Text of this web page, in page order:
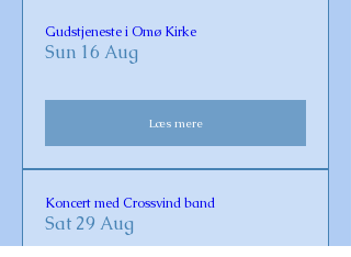
Gudstjeneste i Omø Kirke
Sun 16 Aug
Læs mere
Koncert med Crossvind band
Sat 29 Aug